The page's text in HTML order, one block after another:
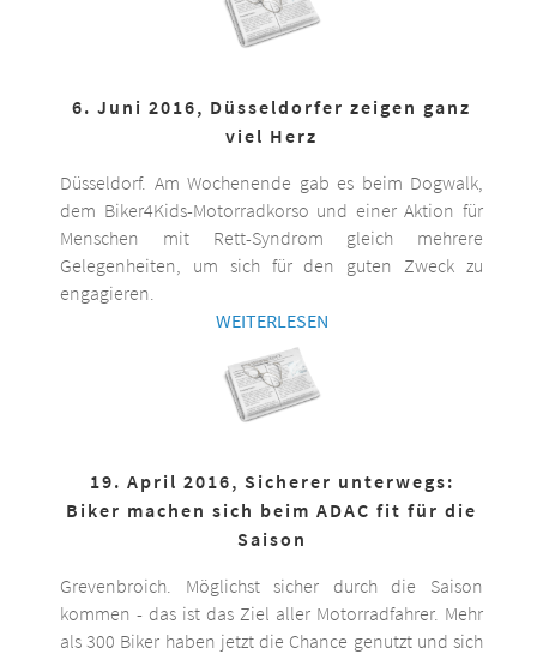
6. Juni 2016, Düsseldorfer zeigen ganz
viel Herz
Düsseldorf. Am Wochenende gab es beim Dogwalk,
dem Biker4Kids-Motorradkorso und einer Aktion für
Menschen mit Rett-Syndrom gleich mehrere
Gelegenheiten, um sich für den guten Zweck zu
engagieren.
WEITERLESEN
19. April 2016, Sicherer unterwegs:
Biker machen sich beim ADAC fit für die
Saison
Grevenbroich. Möglichst sicher durch die Saison
kommen - das ist das Ziel aller Motorradfahrer. Mehr
als 300 Biker haben jetzt die Chance genutzt und sich